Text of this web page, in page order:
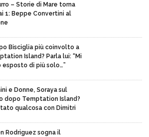
– Storie di Mare torna
1: Beppe Convertini al
Bisciglia più coinvolto a
Island? Parla lui: “Mi
esposto di più solo…”
e Donne, Soraya sul
dopo Temptation Island?
qualcosa con Dimitri
Rodriguez sogna il